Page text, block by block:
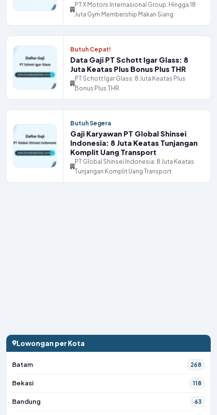
PT X Motors Internasional Group: Hingga 18
Juta Gym Membership Makan Siang
Butuh Cepat!
Data Gaji PT Schott Igar Glass: 8
Juta Keatas Plus Bonus Plus THR
PT Schott Igar Glass: 8 Juta Keatas Plus
Bonus Plus THR
Butuh Segera
Gaji Karyawan PT Global Shinsei
Indonesia: 8 Juta Keatas Tunjangan
Komplit Uang Transport
PT Global Shinsei Indonesia: 8 Juta Keatas
Tunjangan Komplit Uang Transport
Lowongan per Kota
Batam 268
Bekasi 118
Bandung 63